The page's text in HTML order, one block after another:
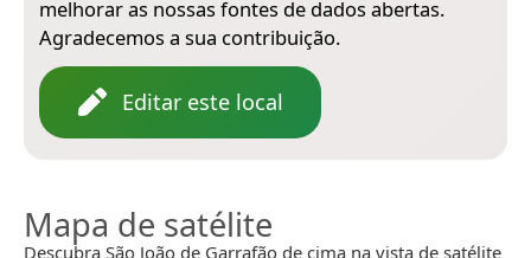
melhorar as nossas fontes de dados abertas.
Agradecemos a sua contribuição.
Editar este local
Mapa de satélite
Descubra São João de Garrafão de cima na vista de satélite